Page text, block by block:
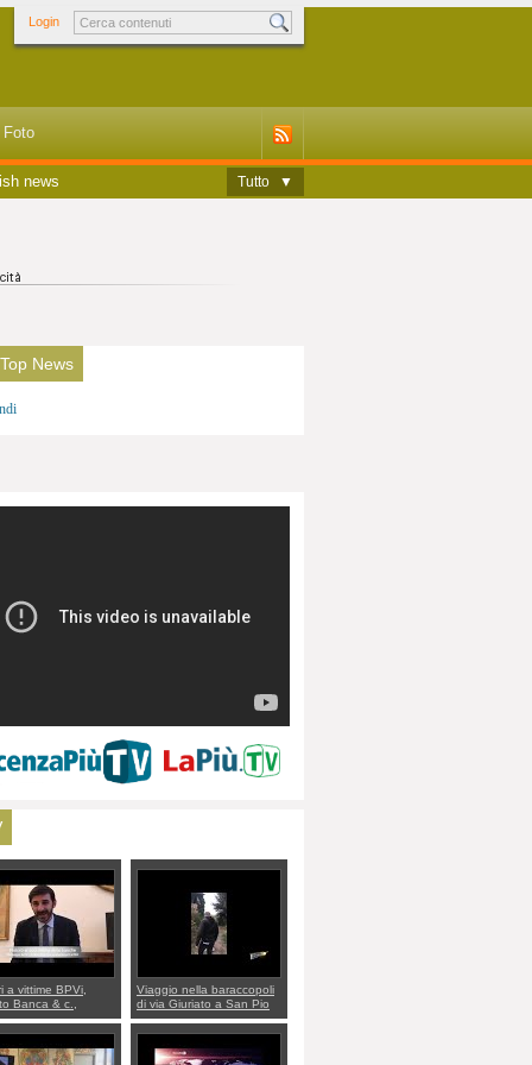
Login
Foto
news Tutto ▼
News
a vittime BPVi,
Banca & c.,
al sottosegretario
Villarosa: per
ordine convochi
Maio CNCU a
Viaggio nella baraccopoli
di via Giuriato a San Pio
X. Vicenza ai Vicentini:
“faremo un regalo di
Natale ai residenti”